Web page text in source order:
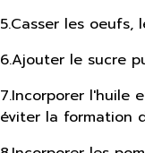
5.Casser les oeufs,
6.Ajouter le sucre
7.Incorporer l'huile
éviter la formation